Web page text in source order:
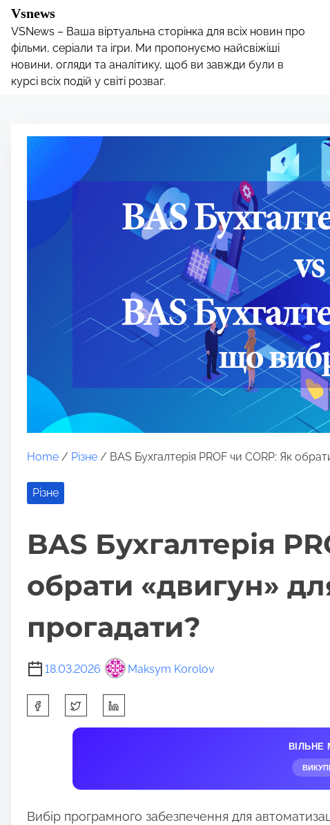
Vsnews
VSNews – Ваша віртуальна сторінка для всіх новин про
фільми, серіали та ігри. Ми пропонуємо найсвіжіші
новини, огляди та аналітику, щоб ви завжди були в
курсі всіх подій у світі розваг.
Home/ Різне/ BAS Бухгалтерія PROF чи CORP: Як
Різне
BAS Бухгалтерія
обрати «двигун»
прогадати?
18.03.2026 Maksym Korolov
h
h
ВІЛЬНЕ
Вибір програмного забезпечення для